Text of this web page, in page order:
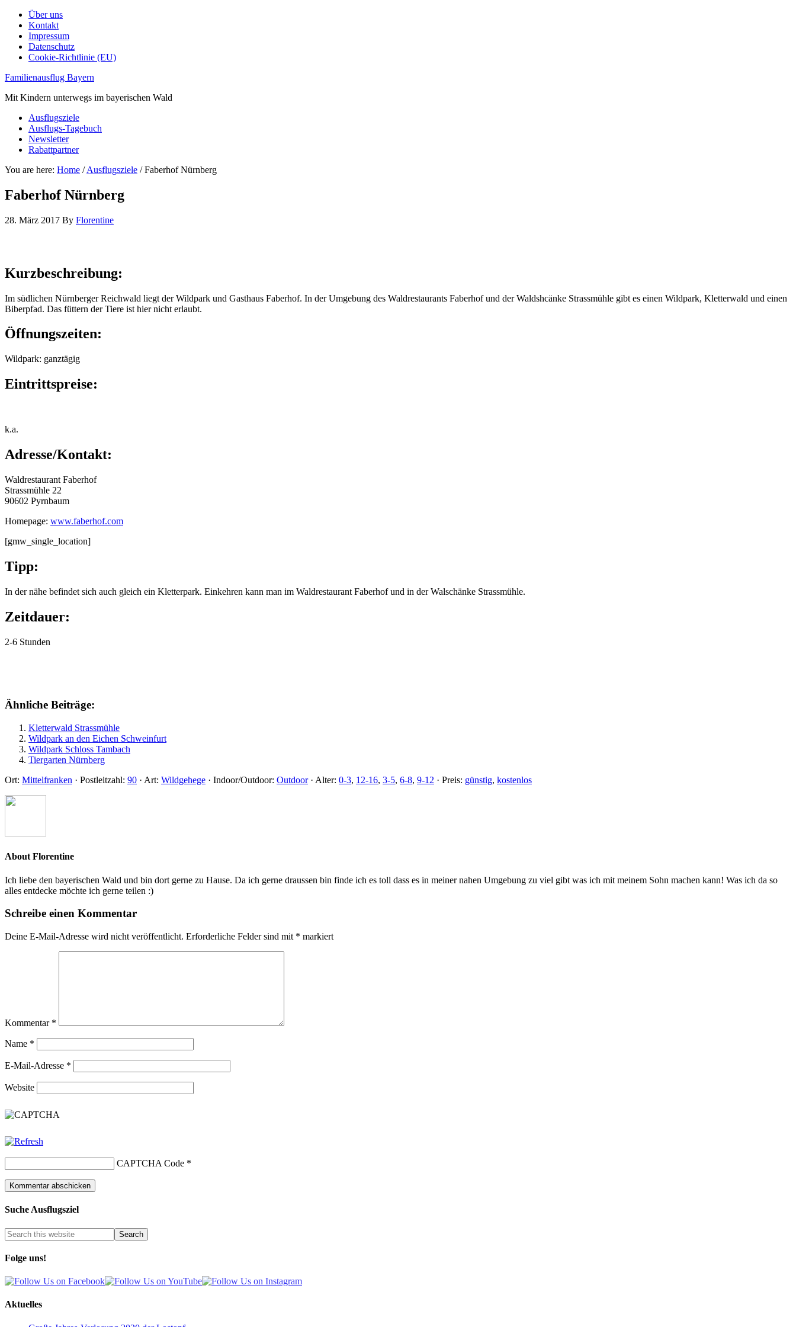
Über uns
Kontakt
Impressum
Datenschutz
Cookie-Richtlinie (EU)
Familienausflug Bayern
Mit Kindern unterwegs im bayerischen Wald
Ausflugsziele
Ausflugs-Tagebuch
Newsletter
Rabattpartner
You are here: Home / Ausflugsziele /Faberhof Nürnberg
Faberhof Nürnberg
28. März 2017 By Florentine
Kurzbeschreibung:
Im südlichen Nürnberger Reichwald liegt der Wildpark und Gasthaus Faberhof. In der Umgebung des Waldrestaurants Faberhof und der Waldshcänke Strassmühle gibt es einen Wildpark, Kletterwald und einen
Biberpfad. Das füttern der Tiere ist hier nicht erlaubt.
Öffnungszeiten:
Wildpark: ganztägig
Eintrittspreise:
k.a.
Adresse/Kontakt:
Waldrestaurant Faberhof
Strassmühle 22
90602 Pyrnbaum
Homepage: www.faberhof.com
[gmw_single_location]
Tipp:
In der nähe befindet sich auch gleich ein Kletterpark. Einkehren kann man im Waldrestaurant Faberhof und in der Walschänke Strassmühle.
Zeitdauer:
2-6 Stunden
Ähnliche Beiträge:
Kletterwald Strassmühle
Wildpark an den Eichen Schweinfurt
Wildpark Schloss Tambach
Tiergarten Nürnberg
Ort: Mittelfranken · Postleitzahl: 90 · Art: Wildgehege · Indoor/Outdoor: Outdoor· Alter: 0-3, 12-16, 3-5, 6-8, 9-12 · Preis: günstig, kostenlos
About Florentine
Ich liebe den bayerischen Wald und bin dort gerne zu Hause. Da ich gerne draussen bin finde ich es toll dass es in meiner nahen Umgebung zu viel gibt was ich mit meinem Sohn machen kann! Was ich da so
alles entdecke möchte ich gerne teilen :)
Schreibe einen Kommentar
Deine E-Mail-Adresse wird nicht veröffentlicht. Erforderliche Felder sind mit * markiert
Kommentar *
Name *
E-Mail-Adresse *
Website
CAPTCHA Code *
Suche Ausflugsziel
Folge uns!
Aktuelles